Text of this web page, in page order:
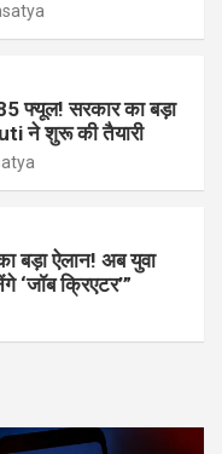
फ्यूल! सरकार का बड़ा
ने शुरू की तैयारी
बड़ा ऐलान! अब युवा
‘जॉब क्रिएटर’”